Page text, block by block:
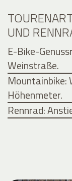
UND
E-Bike-
Weinstraße.
Mountainbike:
Höhenmeter.
Rennrad: